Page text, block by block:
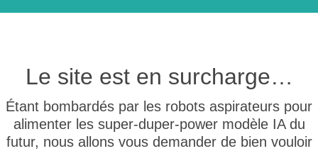
Le site est en surcharge…
Étant bombardés par les robots aspirateurs pour
alimenter les super-duper-power modèle IA du
futur, nous allons vous demander de bien vouloir